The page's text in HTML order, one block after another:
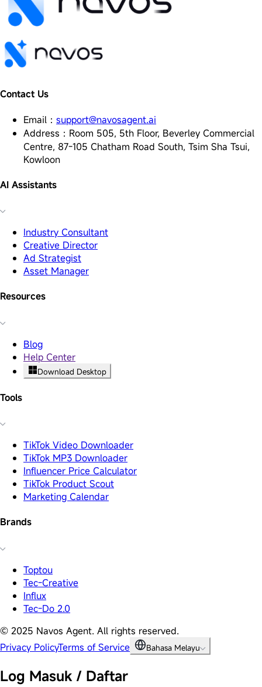
Contact Us
Email ： support@navosagent.ai
Address ： Room 505, 5th Floor, Beverley Commercial
Centre, 87-105 Chatham Road South, Tsim Sha Tsui,
Kowloon
AI Assistants
Industry Consultant
Creative Director
Ad Strategist
Asset Manager
Resources
Blog
Help Center
Download Desktop
Tools
TikTok Video Downloader
TikTok MP3 Downloader
Influencer Price Calculator
TikTok Product Scout
Marketing Calendar
Brands
Toptou
Tec-Creative
Influx
Tec-Do 2.0
© 2025 Navos Agent. All rights reserved.
Privacy PolicyTerms of Service Bahasa Melayu
Log Masuk / Daftar